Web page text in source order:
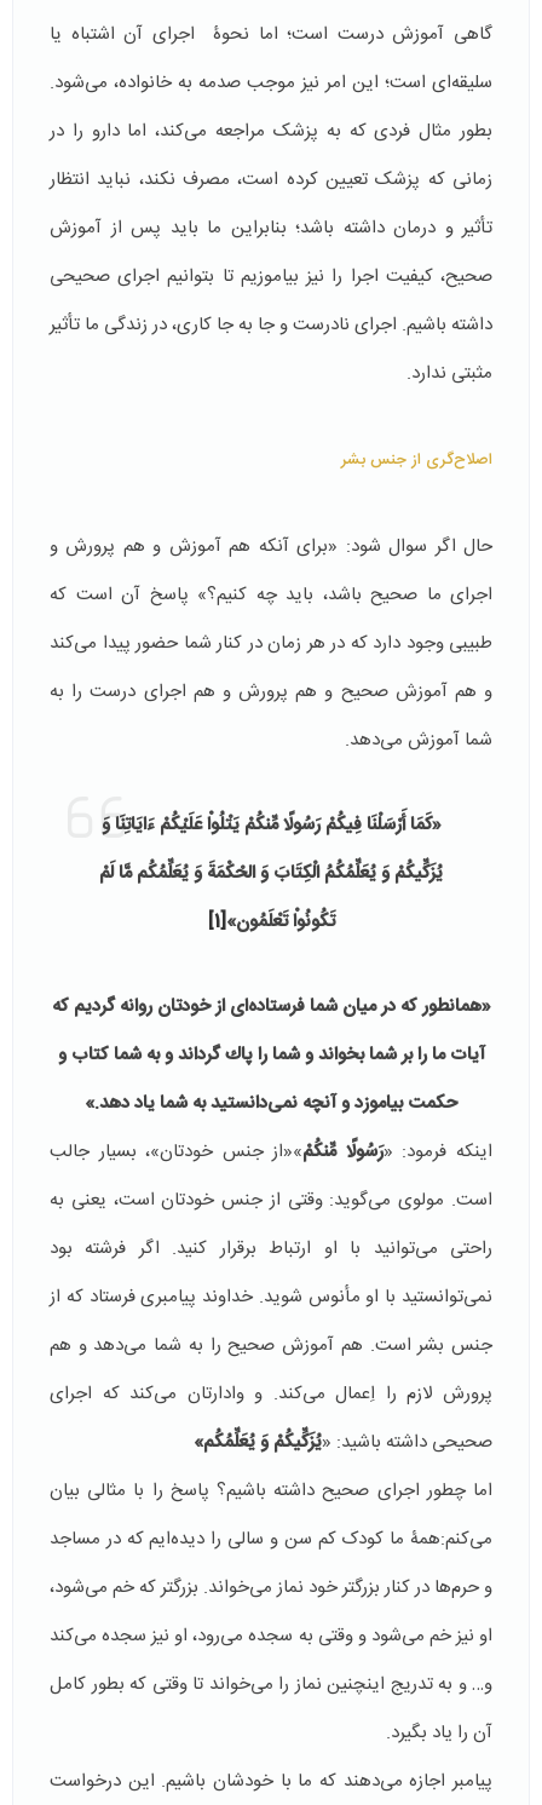
گاهی آموزش درست است؛ اما نحوۀ اجرای آن اشتباه یا
سلیقه‌ای است؛ این امر نیز موجب صدمه به خانواده، می‌شود.
بطور مثال فردی که به پزشک مراجعه می‌کند، اما دارو را در
زمانی که پزشک تعیین کرده است، مصرف نکند، نباید انتظار
تأثیر و درمان داشته باشد؛ بنابراین ما باید پس از آموزش
صحیح، کیفیت اجرا را نیز بیاموزیم تا بتوانیم اجرای صحیحی
داشته باشیم. اجرای نادرست و جا به جا کاری، در زندگی ما تأثیر
مثبتی ندارد.
اصلاح‌گری از جنس بشر
حال اگر سوال شود: «برای آنکه هم آموزش و هم پرورش و
اجرای ما صحیح باشد، باید چه کنیم؟» پاسخ آن است که
طبیبی وجود دارد که در هر زمان در کنار شما حضور پیدا می‌کند
و هم آموزش صحیح و هم پرورش و هم اجرای درست را به
شما آموزش می‌دهد.
«کَمَا أَرْسَلْنَا فِيكُمْ رَسُولًا مِّنكُمْ يَتْلُواْ عَلَيْكُمْ ءَايَاتِنَا وَ
يُزَكِّيكُمْ وَ يُعَلِّمُكُمُ الْكِتَابَ وَ الحْكْمَةَ وَ يُعَلِّمُكُم مَّا لَمْ
تَكُونُواْ تَعْلَمُون‏»[1]
«همان‏طور كه در ميان شما فرستاده‌‏اى از خودتان روانه گرديم كه
آيات ما را بر شما بخواند و شما را پاك گرداند و به شما كتاب و
حكمت بياموزد و آنچه نمى‏‌دانستيد به شما ياد دهد.»
اینکه فرمود: «رَسُولًا مِّنكُمْ»«از جنس خودتان»، بسیار جالب
است. مولوی می‌گوید: وقتی از جنس خودتان است، یعنی به
راحتی می‌‌توانید با او ارتباط برقرار كنيد. اگر فرشته بود
نمی‌توانستید با او مأنوس شوید. خداوند پیامبری فرستاد که از
جنس بشر است. هم آموزش صحیح را به شما می‌دهد و هم
پرورش لازم را اِعمال می‌کند. و وادارتان می‌كند که اجرای
صحیحی داشته باشید: «يُزَكِّيكُمْ‏ وَ يُعَلِّمُكُم‏»
اما چطور اجرای صحيح داشته باشیم؟ پاسخ را با مثالی بیان
می‌کنم:همۀ ما کودک کم سن و سالی را دیده‌ایم که در مساجد
و حرم‌ها در كنار بزرگتر خود نماز می‌خواند. بزرگتر که خم می‌شود،
او نیز خم می‌شود و وقتی به سجده می‌رود، او نیز سجده می‌کند
و… و به تدریج اینچنین نماز را می‌خواند تا وقتی كه بطور کامل
آن را ياد بگيرد.
پیامبر اجازه می‌دهند که ما با خودشان باشیم. این درخواست